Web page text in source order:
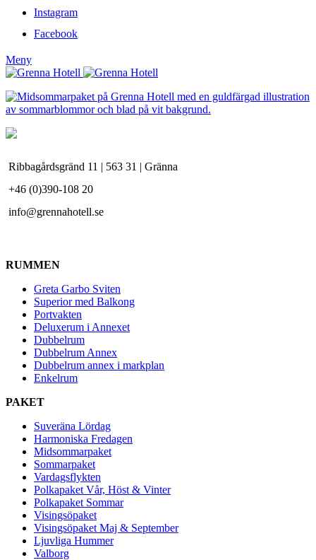
Instagram
Facebook
Meny
Ribbagårdsgränd 11 | 563 31 | Gränna
+46 (0)390-108 20
info@grennahotell.se
RUMMEN
Greta Garbo Sviten
Superior med Balkong
Portvakten
Deluxerum i Annexet
Dubbelrum
Dubbelrum Annex
Dubbelrum annex i markplan
Enkelrum
PAKET
Suveräna Lördag
Harmoniska Fredagen
Midsommarpaket
Sommarpaket
Vardagsflykten
Polkapaket Vår, Höst & Vinter
Polkapaket Sommar
Visingsöpaket
Visingsöpaket Maj & September
Ljuvliga Hummer
Valborg